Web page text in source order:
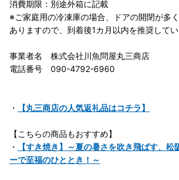
消費期限：別途外箱に記載
※ご家庭用の冷凍庫の場合、ドアの開閉が多
ありますので、到着後1カ月以内を推奨してい
事業者名 株式会社川魚問屋丸三商店
電話番号 090-4792-6960
・ 【丸三商店の人気返礼品はコチラ】
【こちらの商品もおすすめ】
・
【すき焼き】～夏の暑さを吹き飛ばす、松
ーで至福のひととき！～